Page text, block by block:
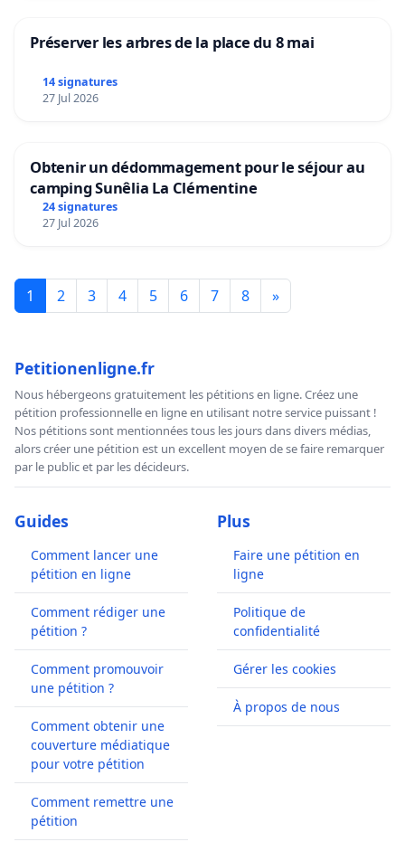
Préserver les arbres de la place du 8 mai
14 signatures
27 Jul 2026
Obtenir un dédommagement pour le séjour au
camping Sunêlia La Clémentine
24 signatures
27 Jul 2026
1 2 3 4 5 6 7 8 »
Petitionenligne.fr
Nous hébergeons gratuitement les pétitions en ligne. Créez une
pétition professionnelle en ligne en utilisant notre service puissant !
Nos pétitions sont mentionnées tous les jours dans divers médias,
alors créer une pétition est un excellent moyen de se faire remarquer
par le public et par les décideurs.
Guides
Comment lancer une
pétition en ligne
Comment rédiger une
pétition ?
Comment promouvoir
une pétition ?
Comment obtenir une
couverture médiatique
pour votre pétition
Comment remettre une
pétition
Plus
Faire une pétition en
ligne
Politique de
confidentialité
Gérer les cookies
À propos de nous